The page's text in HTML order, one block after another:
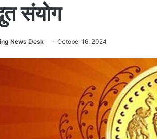
संयोग
News Desk October 16, 2024